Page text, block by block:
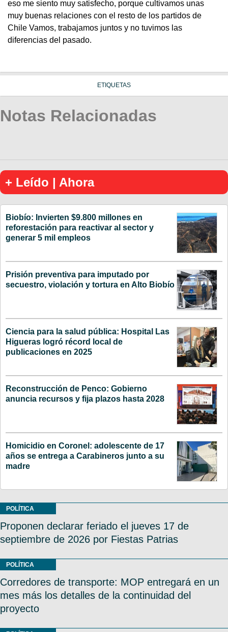
eso me siento muy satisfecho, porque cultivamos unas
muy buenas relaciones con el resto de los partidos de
Chile Vamos, trabajamos juntos y no tuvimos las
diferencias del pasado.
ETIQUETAS
Notas Relacionadas
+ Leído | Ahora
Biobío: Invierten $9.800 millones en
reforestación para reactivar al sector y
generar 5 mil empleos
Prisión preventiva para imputado por
secuestro, violación y tortura en Alto Biobío
Ciencia para la salud pública: Hospital Las
Higueras logró récord local de
publicaciones en 2025
Reconstrucción de Penco: Gobierno
anuncia recursos y fija plazos hasta 2028
Homicidio en Coronel: adolescente de 17
años se entrega a Carabineros junto a su
madre
POLÍTICA
Proponen declarar feriado el jueves 17 de
septiembre de 2026 por Fiestas Patrias
POLÍTICA
Corredores de transporte: MOP entregará en un
mes más los detalles de la continuidad del
proyecto